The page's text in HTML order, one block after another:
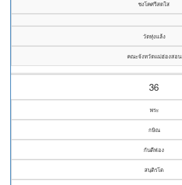
ชงโคศรีสดใส
วัดทุ่งแล้ง
คณะจังหวัดแม่ฮ่องสอน
36
พระ
กษิณ
กันตีฟอง
สนฺติรโต